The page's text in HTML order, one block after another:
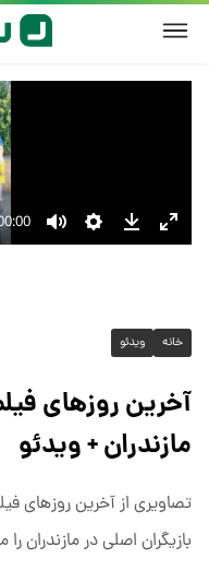
خانه ویدئو
مازندران + ویدئو
بازیگران اصلی در مازندران